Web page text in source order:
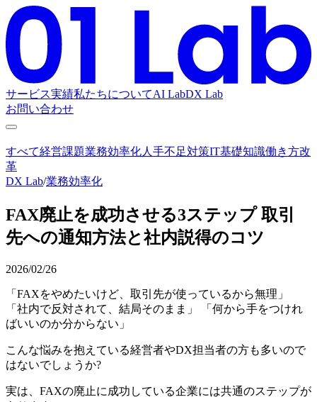
サービス実績私たちについてAI LabDX Lab
お問い合わせ
すべて経営課題業務効率化人手不足対策IT基礎知識働き方改
革
DX Lab/業務効率化
FAX廃止を成功させる3ステップ 取引
先への通知方法と社内説得のコツ
2026/02/26
「FAXをやめたいけど、取引先が使っているから無理」
「社内で反対されて、結局そのまま」 「何から手をつけれ
ばいいのか分からない」
こんな悩みを抱えている経営者やDX担当者の方も多いので
はないでしょうか?
実は、FAXの廃止に成功している企業には共通のステップが